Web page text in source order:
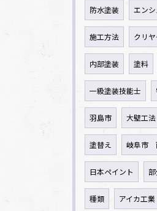
防水塗装 エン
施工方法 クリ
内部塗装 塗料
一級塗装技能士
羽島市 大壁工法
塗替え 岐阜市
日本ペイント
種類 アイカ工業